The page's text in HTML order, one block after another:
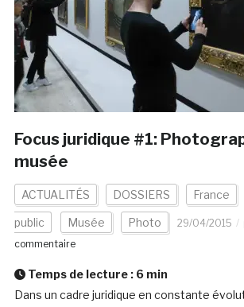
Focus juridique #1:
musée
ACTUALITÉS DOSSIERS France
public Musée Photo 29/04/2015
commentaire
Temps de lecture : 6 min
Dans un cadre juridique en constante